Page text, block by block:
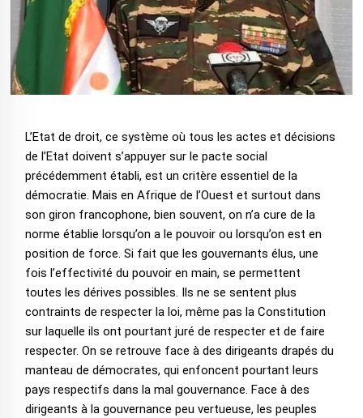
L’Etat de droit, ce système où tous les actes et décisions
de l’Etat doivent s’appuyer sur le pacte social
précédemment établi, est un critère essentiel de la
démocratie. Mais en Afrique de l’Ouest et surtout dans
son giron francophone, bien souvent, on n’a cure de la
norme établie lorsqu’on a le pouvoir ou lorsqu’on est en
position de force. Si fait que les gouvernants élus, une
fois l’effectivité du pouvoir en main, se permettent
toutes les dérives possibles. Ils ne se sentent plus
contraints de respecter la loi, même pas la Constitution
sur laquelle ils ont pourtant juré de respecter et de faire
respecter. On se retrouve face à des dirigeants drapés du
manteau de démocrates, qui enfoncent pourtant leurs
pays respectifs dans la mal gouvernance. Face à des
dirigeants à la gouvernance peu vertueuse, les peuples